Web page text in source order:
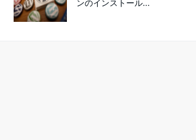
ンのインストール...